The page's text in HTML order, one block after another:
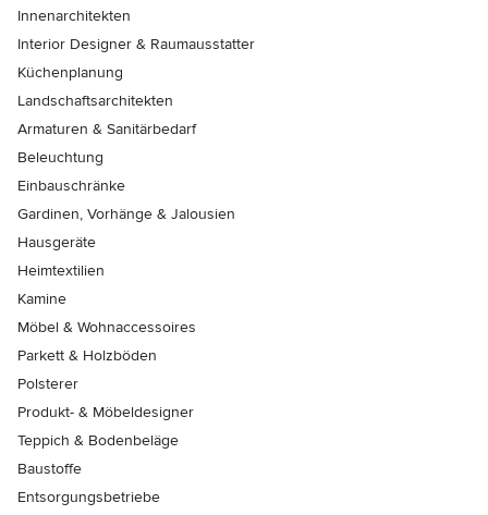
Innenarchitekten
Interior Designer & Raumausstatter
Küchenplanung
Landschaftsarchitekten
Armaturen & Sanitärbedarf
Beleuchtung
Einbauschränke
Gardinen, Vorhänge & Jalousien
Hausgeräte
Heimtextilien
Kamine
Möbel & Wohnaccessoires
Parkett & Holzböden
Polsterer
Produkt- & Möbeldesigner
Teppich & Bodenbeläge
Baustoffe
Entsorgungsbetriebe